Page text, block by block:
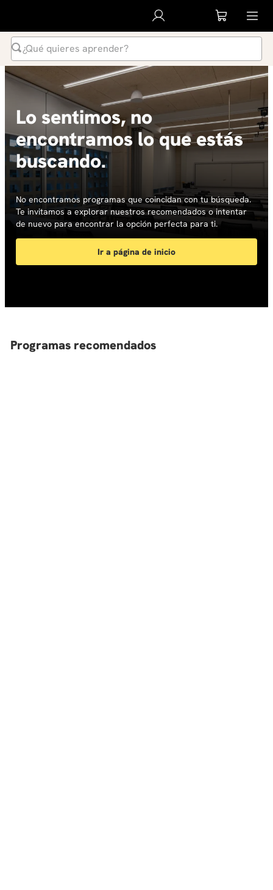
¿Qué quieres aprender?
Lo sentimos, no
encontramos lo que estás
buscando.
No encontramos programas que coincidan con tu búsqueda.
Te invitamos a explorar nuestros recomendados o intentar
de nuevo para encontrar la opción perfecta para ti.
Ir a página de inicio
Programas recomendados
Términos Más Buscados
inteligencia artificial
.
ia
3.
4.
diplomado
5.
global english program
.
liderazgo
.
inglés
8.
música
9